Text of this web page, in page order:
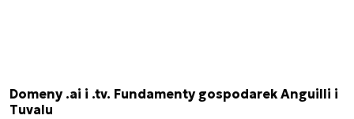
Domeny .ai i .tv. Fundamenty gospodarek Anguilli i
Tuvalu